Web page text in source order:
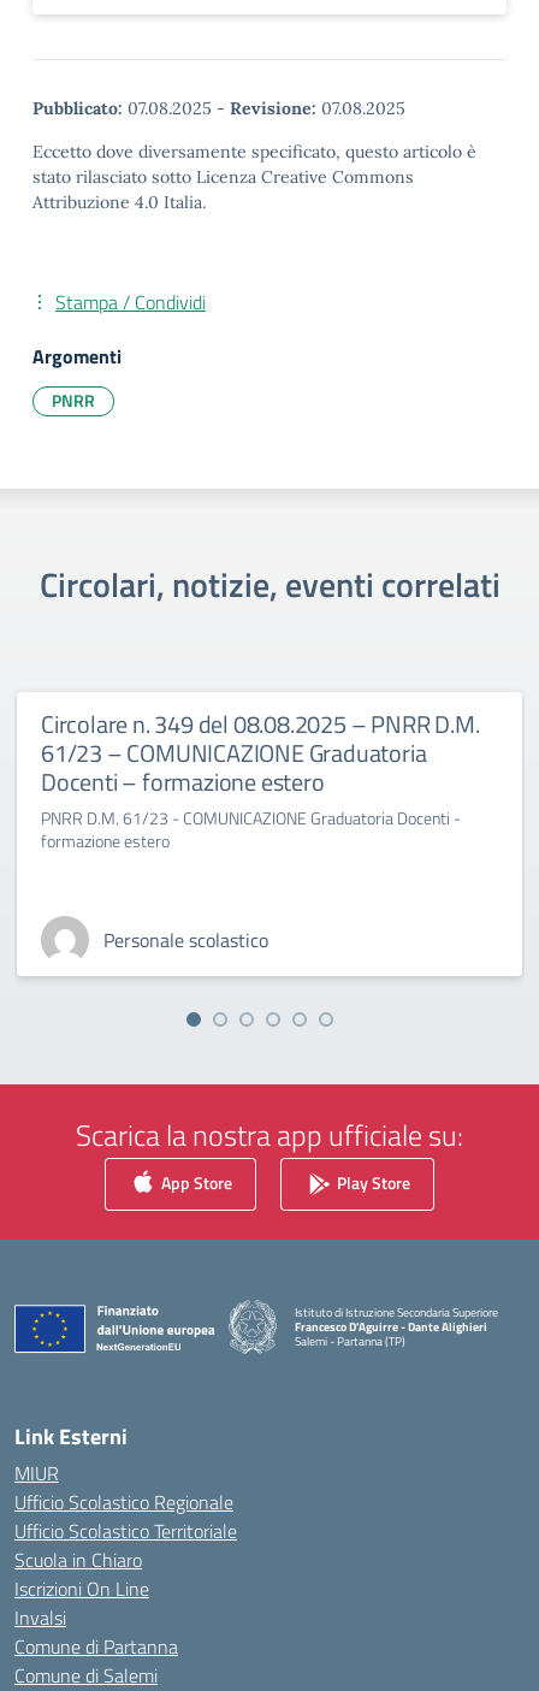
Pubblicato: 07.08.2025 - Revisione: 07.08.2025
Eccetto dove diversamente specificato, questo articolo è
stato rilasciato sotto Licenza Creative Commons
Attribuzione 4.0 Italia.
Stampa / Condividi
Argomenti
PNRR
Circolari, notizie, eventi correlati
Circolare n. 349 del 08.08.2025 – PNRR D.M.
61/23 – COMUNICAZIONE Graduatoria
Docenti – formazione estero
PNRR D.M. 61/23 - COMUNICAZIONE Graduatoria Docenti -
formazione estero
Personale scolastico
Scarica la nostra app ufficiale su:
App Store Play Store
Istituto di Istruzione Secondaria Superiore
Francesco D'Aguirre - Dante Alighieri
Salemi - Partanna (TP)
Link Esterni
MIUR
Ufficio Scolastico Regionale
Ufficio Scolastico Territoriale
Scuola in Chiaro
Iscrizioni On Line
Invalsi
Comune di Partanna
Comune di Salemi